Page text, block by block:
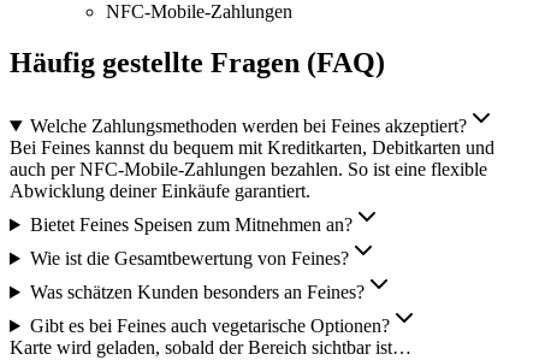
NFC-Mobile-Zahlungen
Häufig gestellte Fragen (FAQ)
Welche Zahlungsmethoden werden bei Feines akzeptiert?
Bei Feines kannst du bequem mit Kreditkarten, Debitkarten und
auch per NFC-Mobile-Zahlungen bezahlen. So ist eine flexible
Abwicklung deiner Einkäufe garantiert.
Bietet Feines Speisen zum Mitnehmen an?
Wie ist die Gesamtbewertung von Feines?
Was schätzen Kunden besonders an Feines?
Gibt es bei Feines auch vegetarische Optionen?
Karte wird geladen, sobald der Bereich sichtbar ist…